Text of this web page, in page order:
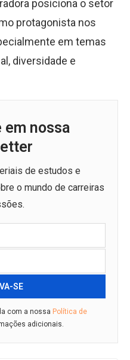
posiciona o setor
protagonista nos
em temas
diversidade e
em nossa
de estudos e
o mundo de carreiras
SE
com a nossa Política de
adicionais.